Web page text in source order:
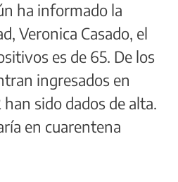
ha informado la
Veronica Casado, el
es de 65. De los
ingresados en
sido dados de alta.
en cuarentena